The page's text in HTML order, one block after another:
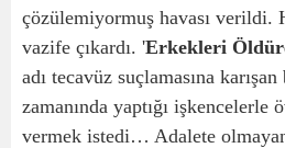
çözülemiyormuş havası verildi.
vazife çıkardı. 'Erkekleri
adı tecavüz suçlamasına
zamanında yaptığı işkencelerle
vermek istedi… Adalete